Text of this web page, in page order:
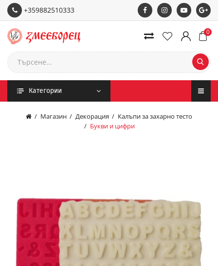
+359882510333
0
Категории
Магазин Декорация
Калъпи за захарно тесто
Букви и цифри